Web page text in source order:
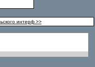
интерф >>